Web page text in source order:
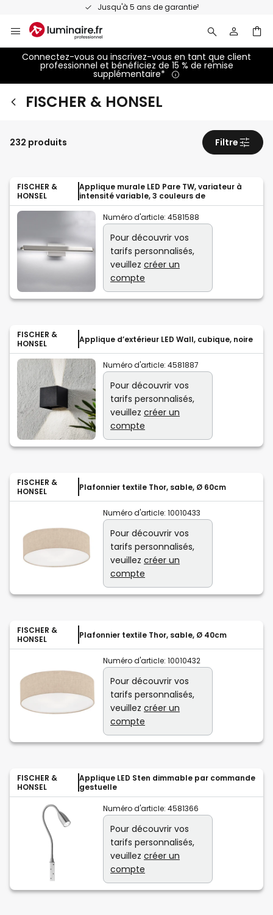
Jusqu'à 5 ans de garantie²
contenu
Connectez-vous ou inscrivez-vous en tant que client
professionnel et bénéficiez de 15 % de remise
supplémentaire*
FISCHER & HONSEL
FISCHER &
HONSEL
Applique murale LED Pare TW, variateur à
intensité variable, 3 couleurs de
Numéro d'article: 4581588
Pour découvrir vos
tarifs personnalisés,
veuillez créer un
compte
FISCHER &
HONSEL
Applique d’extérieur LED Wall, cubique, noire
Numéro d'article: 4581887
Pour découvrir vos
tarifs personnalisés,
veuillez créer un
compte
FISCHER &
HONSEL
Plafonnier textile Thor, sable, Ø 60cm
Numéro d'article: 10010433
Pour découvrir vos
tarifs personnalisés,
veuillez créer un
compte
FISCHER &
HONSEL
Plafonnier textile Thor, sable, Ø 40cm
Numéro d'article: 10010432
Pour découvrir vos
tarifs personnalisés,
veuillez créer un
compte
FISCHER &
HONSEL
Applique LED Sten dimmable par commande
gestuelle
Numéro d'article: 4581366
Pour découvrir vos
tarifs personnalisés,
veuillez créer un
compte
232 produits Filtre